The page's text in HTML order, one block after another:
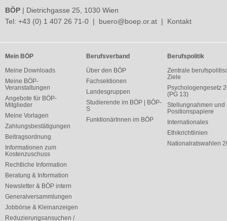
BÖP | Dietrichgasse 25, 1030 Wien
Tel: +43 (0) 1 407 26 71-0 | buero@boep.or.at | Kontakt
Mein BÖP
Meine Downloads
Meine BÖP-
Veranstaltungen
Angebote für BÖP-
Mitglieder
Meine Vorlagen
Zahlungsbestätigungen
Beitragsordnung
Informationen zum
Kostenzuschuss
Rechtliche Information
Beratung & Information
Newsletter & BÖP intern
Generalversammlungen
Jobbörse & Kleinanzeigen
Reduzierungsansuchen /
Berufsverband
Über den BÖP
Fachsektionen
Landesgruppen
Studierende im BÖP | BÖP-
S
FunktionärInnen im BÖP
Berufspolitik
Zentrale
Ziele
Psychologengesetz
(PG 13)
Stellungnahmen und
Positionspapiere
Internationales
Ethikrichtlinien
Nationalratswahlen